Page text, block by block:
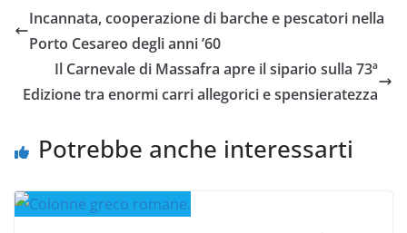
Incannata, cooperazione di barche e pescatori nella
Porto Cesareo degli anni ’60
Il Carnevale di Massafra apre il sipario sulla 73ª
Edizione tra enormi carri allegorici e spensieratezza
Potrebbe anche interessarti